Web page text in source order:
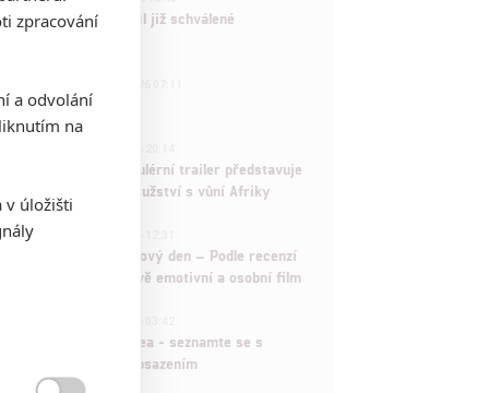
nečekaně zrušil již schválené
彈專家
Děti krve a kostí: Regulérní trailer představuje
akční fantasy dobrodružství s vůní Afriky
1
Spider-Man: Zbrusu nový den – Podle recenzí
máme čekat překvapivě emotivní a osobní film
Velké preview: Odyssea - seznamte se s
maximálně nabitým obsazením
zpracování
a odvolání
na
v úložišti